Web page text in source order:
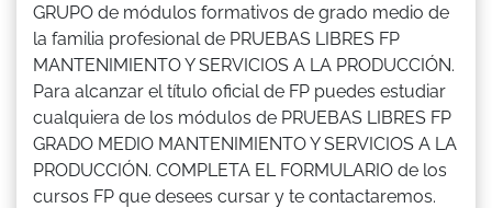
GRUPO de módulos formativos de grado medio de
la familia profesional de PRUEBAS LIBRES FP
MANTENIMIENTO Y SERVICIOS A LA PRODUCCIÓN.
Para alcanzar el título oficial de FP puedes estudiar
cualquiera de los módulos de PRUEBAS LIBRES FP
GRADO MEDIO MANTENIMIENTO Y SERVICIOS A LA
PRODUCCIÓN. COMPLETA EL FORMULARIO de los
cursos FP que desees cursar y te contactaremos.